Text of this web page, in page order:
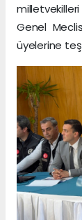
Genel
üyelerine